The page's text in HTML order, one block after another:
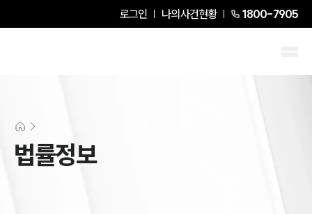
로그인 나의사건현황 1800-7905
법률정보